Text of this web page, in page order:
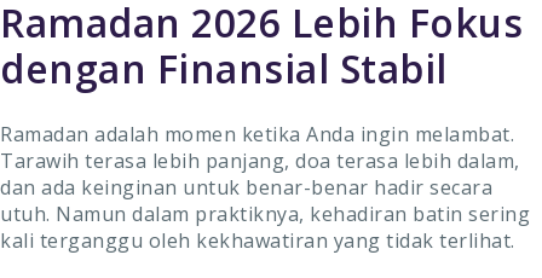
Ramadan 2026 Lebih Fokus
dengan Finansial Stabil
Ramadan adalah momen ketika Anda ingin melambat.
Tarawih terasa lebih panjang, doa terasa lebih dalam,
dan ada keinginan untuk benar-benar hadir secara
utuh. Namun dalam praktiknya, kehadiran batin sering
kali terganggu oleh kekhawatiran yang tidak terlihat.